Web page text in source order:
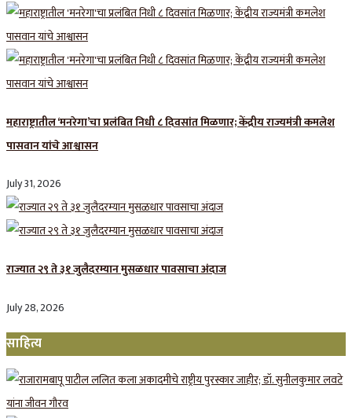
महाराष्ट्रातील ‘मनरेगा’चा प्रलंबित निधी ८ दिवसांत मिळणार; केंद्रीय राज्यमंत्री कमलेश
पासवान यांचे आश्वासन
July 31, 2026
राज्यात २९ ते ३१ जुलैदरम्यान मुसळधार पावसाचा अंदाज
July 28, 2026
साहित्य